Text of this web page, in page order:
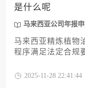
是什么呢
马来西亚公司年报
马来西亚精炼植物
程序满足法定合规
程，涵盖12个关键
2025-11-28 22:41:44